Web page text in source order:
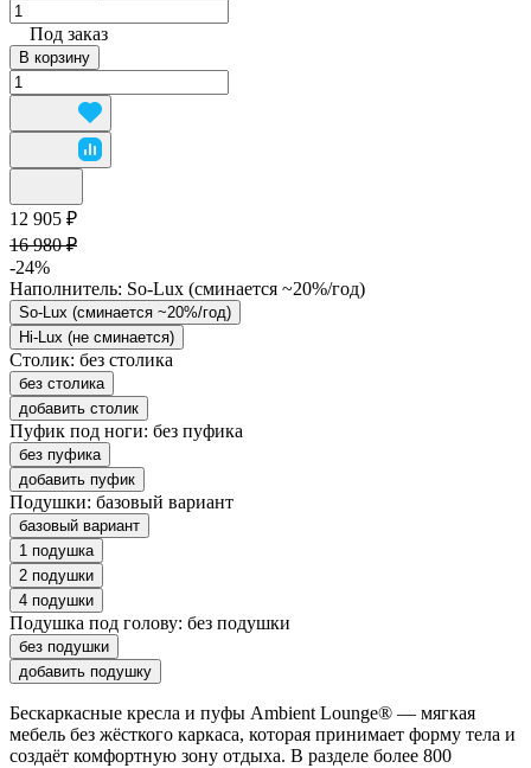
Под заказ
В корзину
12 905 ₽
16 980 ₽
-24%
Наполнитель: So-Lux (cминается ~20%/год)
So-Lux (cминается ~20%/год)
Hi-Lux (не сминается)
Столик: без столика
без столика
добавить столик
Пуфик под ноги: без пуфика
без пуфика
добавить пуфик
Подушки: базовый вариант
базовый вариант
1 подушка
2 подушки
4 подушки
Подушка под голову: без подушки
без подушки
добавить подушку
Бескаркасные кресла и пуфы Ambient Lounge® — мягкая
мебель без жёсткого каркаса, которая принимает форму тела и
создаёт комфортную зону отдыха. В разделе более 800